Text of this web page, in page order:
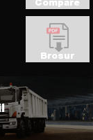
Compare
Brosur